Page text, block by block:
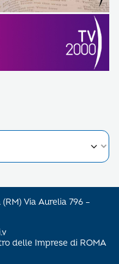
Via Aurelia 796 –
delle Imprese di ROMA